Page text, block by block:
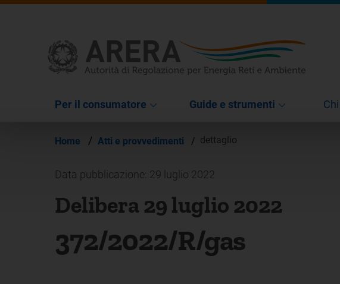
Per il consumatore Guide e strumenti
Home / Atti e provvedimenti / dettaglio
Data pubblicazione: 29 luglio 2022
Delibera 29 luglio 2022
372/2022/R/gas